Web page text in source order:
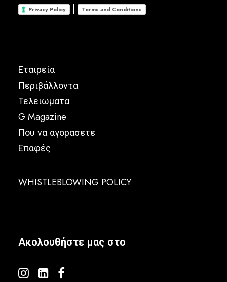
Privacy Policy | Terms and Conditions
Εταιρεία
Περιβάλλοντα
Tελειωματα
G Magazine
Που να αγορασετε
Επαφές
WHISTLEBLOWING POLICY
Ακολουθήστε μας στο